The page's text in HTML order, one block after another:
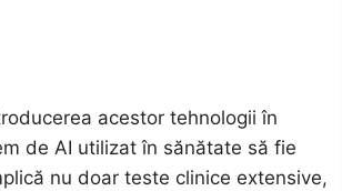
acestor tehnologii în
de AI utilizat în sănătate să fie
nu doar teste clinice extensive,